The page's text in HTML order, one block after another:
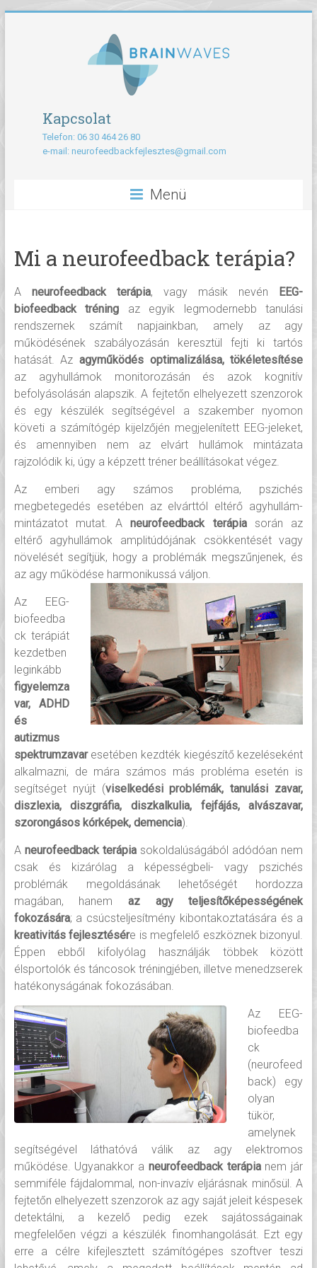
Kapcsolat
Telefon: 06 30 464 26 80
e-mail: neurofeedbackfejlesztes@gmail.com
Menü
Mi a neurofeedback terápia?
A neurofeedback terápia, vagy másik nevén EEG-
biofeedback
tréning az egyik legmodernebb tanulási
rendszernek számít napjainkban, amely az agy
működésének szabályozásán keresztül fejti ki tartós
hatását. Az agyműködés optimalizálása, tökéletesítése
az agyhullámok monitorozásán és azok kognitív
befolyásolásán alapszik. A fejtetőn elhelyezett szenzorok
és egy készülék segítségével a szakember nyomon
követi a számítógép kijelzőjén megjelenített EEG-jeleket,
és amennyiben nem az elvárt hullámok mintázata
rajzolódik ki, úgy a képzett tréner beállításokat végez.
Az emberi agy számos probléma, pszichés
megbetegedés esetében az elvárttól eltérő agyhullám-
mintázatot mutat. Aneurofeedback terápiasorán az
eltérő agyhullámok amplitúdójának csökkentését vagy
növelését segítjük, hogy a problémák megszűnjenek, és
az agy működése harmonikussá váljon.
Az EEG-
biofeedba
ck terápiát
kezdetben
leginkább
figyelemza
var, ADHD
és
autizmus
spektrumzavaresetében kezdték kiegészítő kezeléseként
alkalmazni, de mára számos más probléma esetén is
segítséget nyújt (viselkedési problémák, tanulási zavar,
diszlexia, diszgráfia, diszkalkulia, fejfájás, alvászavar,
szorongásos kórképek, demencia).
A neurofeedback terápiasokoldalúságából adódóan nem
csak és kizárólag a képességbeli- vagy pszichés
problémák megoldásának lehetőségét hordozza
magában, hanem az agy teljesítőképességének
fokozására; a csúcsteljesítmény kibontakoztatására és a
kreativitás fejlesztésére is megfelelő eszköznek bizonyul.
Éppen ebből kifolyólag használják többek között
élsportolók és táncosok tréningjében, illetve menedzserek
hatékonyságának fokozásában.
Az EEG-
biofeedba
ck
(neurofeed
back) egy
olyan
tükör,
amelynek
segítségével láthatóvá válik az agy elektromos
működése. Ugyanakkor a neurofeedback terápianem jár
semmiféle fájdalommal, non-invazív eljárásnak minősül. A
fejtetőn elhelyezett szenzorok az agy saját jeleit késpesek
detektálni, a kezelő pedig ezek sajátosságainak
megfelelően végzi a készülék finomhangolását. Ezt egy
erre a célre kifejlesztett számítógépes szoftver teszi